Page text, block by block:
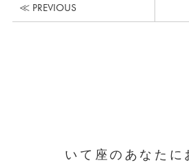
≪ PREVIOUS
いて座のあなたに